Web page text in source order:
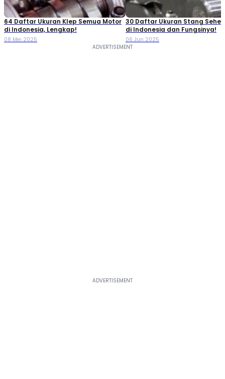
64 Daftar Ukuran Klep Semua Motor
di Indonesia, Lengkap!
08 Mei 2025
30 Daftar Ukuran Stang
di Indonesia dan Fungsinya!
06 Jun 2025